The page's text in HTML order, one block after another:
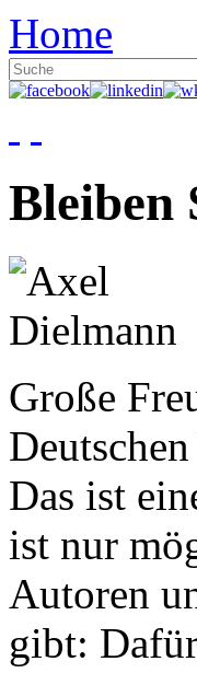
Home
Bleiben
Große
Das ist
ist nur
Autoren
gibt: